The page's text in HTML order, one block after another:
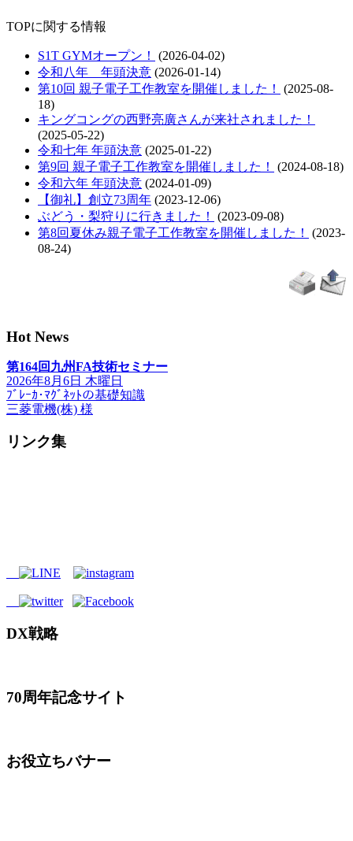
TOPに関する情報
S1T GYMオープン！
(2026-04-02)
令和八年 年頭決意 (2026-01-14)
第10回 親子電子工作教室を開催しました！
(2025-08-
18)
キングコングの西野亮廣さんが来社されました！
(2025-05-22)
令和七年 年頭決意 (2025-01-22)
第9回 親子電子工作教室を開催しました！
(2024-08-18)
令和六年 年頭決意 (2024-01-09)
【御礼】創立73周年 (2023-12-06)
ぶどう・梨狩りに行きました！
(2023-09-08)
第8回夏休み親子電子工作教室を開催しました！
(2023-
08-24)
Hot News
第164回九州FA技術セミナー
2026年8月6日 木曜日
ﾌﾞﾚｰｶ･ﾏｸﾞﾈｯﾄの基礎知識
三菱電機(株) 様
リンク集
DX戦略
70周年記念サイト
お役立ちバナー